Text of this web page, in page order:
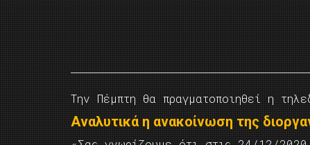
Την Πέμπτη θα πραγματοποιηθεί η
Αναλυτικά η ανακοίνωση της